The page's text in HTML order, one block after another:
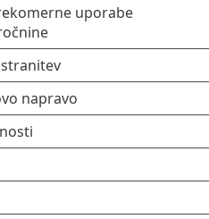
uporabe
napravo